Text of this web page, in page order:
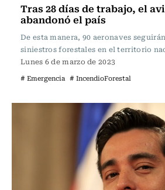
Tras 28 días de trabajo, el
abandonó el país
De esta manera, 90 aeronaves
siniestros forestales en el territorio
Lunes 6 de marzo de 2023
# Emergencia # IncendioForestal